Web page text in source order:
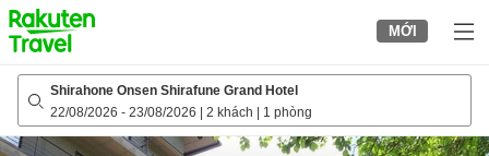
to
top
page
MỚI
Shirahone Onsen Shirafune Grand Hotel
22/08/2026 - 23/08/2026 2 khách 1 phòng